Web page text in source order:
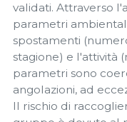
validati. Attraverso
parametri
spostamenti
stagione) e l'attività
parametri sono
angolazioni, ad
Il rischio di